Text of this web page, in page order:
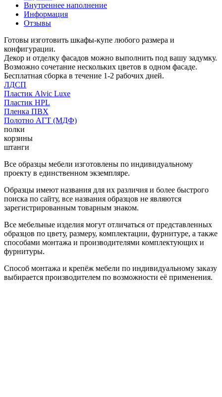
Внутреннее наполнение
Информация
Отзывы
Готовы изготовить шкафы-купе любого размера и
конфигурации.
Декор и отделку фасадов можно выполнить под вашу задумку.
Возможно сочетание нескольких цветов в одном фасаде.
Бесплатная сборка в течение 1-2 рабочих дней.
ЛДСП
Пластик Alvic Luxe
Пластик HPL
Пленка ПВХ
Полотно АГТ (МДФ)
полки
корзины
штанги
Все образцы мебели изготовлены по индивидуальному
проекту в единственном экземпляре.
Образцы имеют названия для их различия и более быстрого
поиска по сайту, все названия образцов не являются
зарегистрированным товарным знаком.
Все мебельные изделия могут отличаться от представленных
образцов по цвету, размеру, комплектации, фурнитуре, а также
способами монтажа и производителями комплектующих и
фурнитуры.
Способ монтажа и крепёж мебели по индивидуальному заказу
выбирается производителем по возможности её применения.